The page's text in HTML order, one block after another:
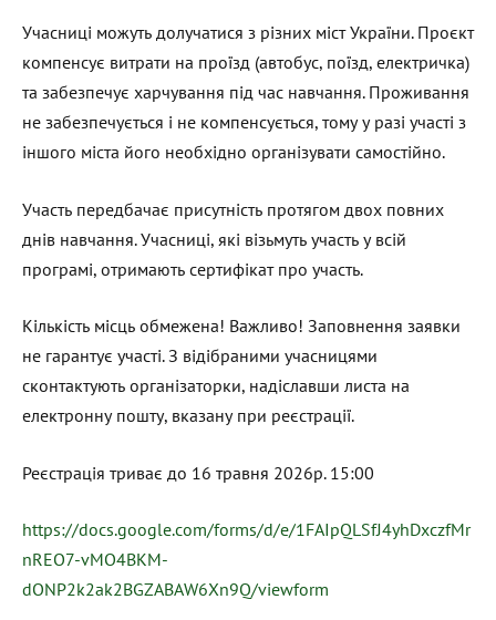
Учасниці можуть долучатися з різних міст України. Проєкт
компенсує витрати на проїзд (автобус, поїзд, електричка)
та забезпечує харчування під час навчання. Проживання
не забезпечується і не компенсується, тому у разі участі з
іншого міста його необхідно організувати самостійно.
Участь передбачає присутність протягом двох повних
днів навчання. Учасниці, які візьмуть участь у всій
програмі, отримають сертифікат про участь.
Кількість місць обмежена! Важливо! Заповнення заявки
не гарантує участі. З відібраними учасницями
сконтактують організаторки, надіславши листа на
електронну пошту, вказану при реєстрації.
Реєстрація триває до 16 травня 2026р. 15:00
https://docs.google.com/forms/d/e/1FAIpQLSfJ4yhDxczfMr
nREO7-vMO4BKM-
dONP2k2ak2BGZABAW6Xn9Q/viewform